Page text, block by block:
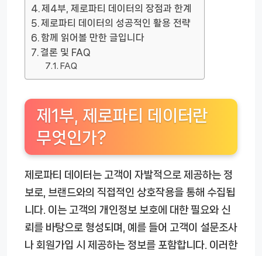
제4부, 제로파티 데이터의 장점과 한계
제로파티 데이터의 성공적인 활용 전략
함께 읽어볼 만한 글입니다
결론 및 FAQ
FAQ
제1부, 제로파티 데이터란
무엇인가?
제로파티 데이터는 고객이 자발적으로 제공하는 정
보로, 브랜드와의 직접적인 상호작용을 통해 수집됩
니다. 이는 고객의 개인정보 보호에 대한 필요와 신
뢰를 바탕으로 형성되며, 예를 들어 고객이 설문조사
나 회원가입 시 제공하는 정보를 포함합니다. 이러한